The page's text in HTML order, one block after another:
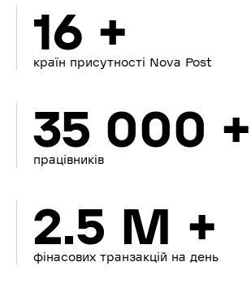
16 +
країн присутності Nova Post
35 000 +
працівників
2.5 M +
фінасових транзакцій на день